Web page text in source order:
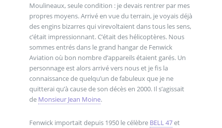
Moulineaux, seule condition : je devais rentrer par mes
propres moyens. Arrivé en vue du terrain, je voyais déjà
des engins bizarres qui virevoltaient dans tous les sens,
c’était impressionnant. C’était des hélicoptères. Nous
sommes entrés dans le grand hangar de Fenwick
Aviation où bon nombre d’appareils étaient garés. Un
personnage est alors arrivé vers nous et je fis la
connaissance de quelqu’un de fabuleux que je ne
quitterai qu’à cause de son décès en 2000. Il s’agissait
de Monsieur Jean Moine.
Fenwick importait depuis 1950 le célèbre BELL 47et